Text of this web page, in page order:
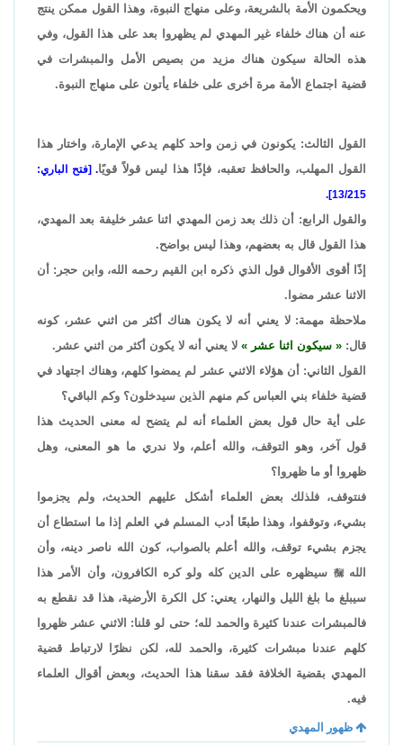
ويحكمون الأمة بالشريعة، وعلى منهاج النبوة، وهذا القول ممكن ينتج
عنه أن هناك خلفاء غير المهدي لم يظهروا بعد على هذا القول، وفي
هذه الحالة سيكون هناك مزيد من بصيص الأمل والمبشرات في
قضية اجتماع الأمة مرة أخرى على خلفاء يأتون على منهاج النبوة.
القول الثالث: يكونون في زمن واحد كلهم يدعي الإمارة، واختار هذا
القول المهلب، والحافظ تعقبه، فإذًا هذا ليس قولاً قويًا. [فتح الباري:
13/215].
والقول الرابع: أن ذلك بعد زمن المهدي اثنا عشر خليفة بعد المهدي،
هذا القول قال به بعضهم، وهذا ليس بواضح.
إذًا أقوى الأقوال قول الذي ذكره ابن القيم رحمه الله، وابن حجر: أن
الاثنا عشر مضوا.
ملاحظة مهمة: لا يعني أنه لا يكون هناك أكثر من اثني عشر، كونه
قال:
سيكون اثنا عشر
لا يعني أنه لا يكون أكثر من اثني عشر.
القول الثاني: أن هؤلاء الاثني عشر لم يمضوا كلهم، وهناك اجتهاد في
قضية خلفاء بني العباس كم منهم الذين سيدخلون؟ وكم الباقي؟
على أية حال قول بعض العلماء أنه لم يتضح له معنى الحديث هذا
قول آخر، وهو التوقف، والله أعلم، ولا ندري ما هو المعنى، وهل
ظهروا أو ما ظهروا؟
فنتوقف، فلذلك بعض العلماء أشكل عليهم الحديث، ولم يجزموا
بشيء، وتوقفوا، وهذا طبعًا أدب المسلم في العلم إذا ما استطاع أن
يجزم بشيء توقف، والله أعلم بالصواب، كون الله ناصر دينه، وأن
الله سيظهره على الدين كله ولو كره الكافرون، وأن الأمر هذا
سيبلغ ما بلغ الليل والنهار، يعني: كل الكرة الأرضية، هذا قد نقطع به
فالمبشرات عندنا كثيرة والحمد لله؛ حتى لو قلنا: الاثني عشر ظهروا
كلهم عندنا مبشرات كثيرة، والحمد لله، لكن نظرًا لارتباط قضية
المهدي بقضية الخلافة فقد سقنا هذا الحديث، وبعض أقوال العلماء
فيه.
ظهور المهدي